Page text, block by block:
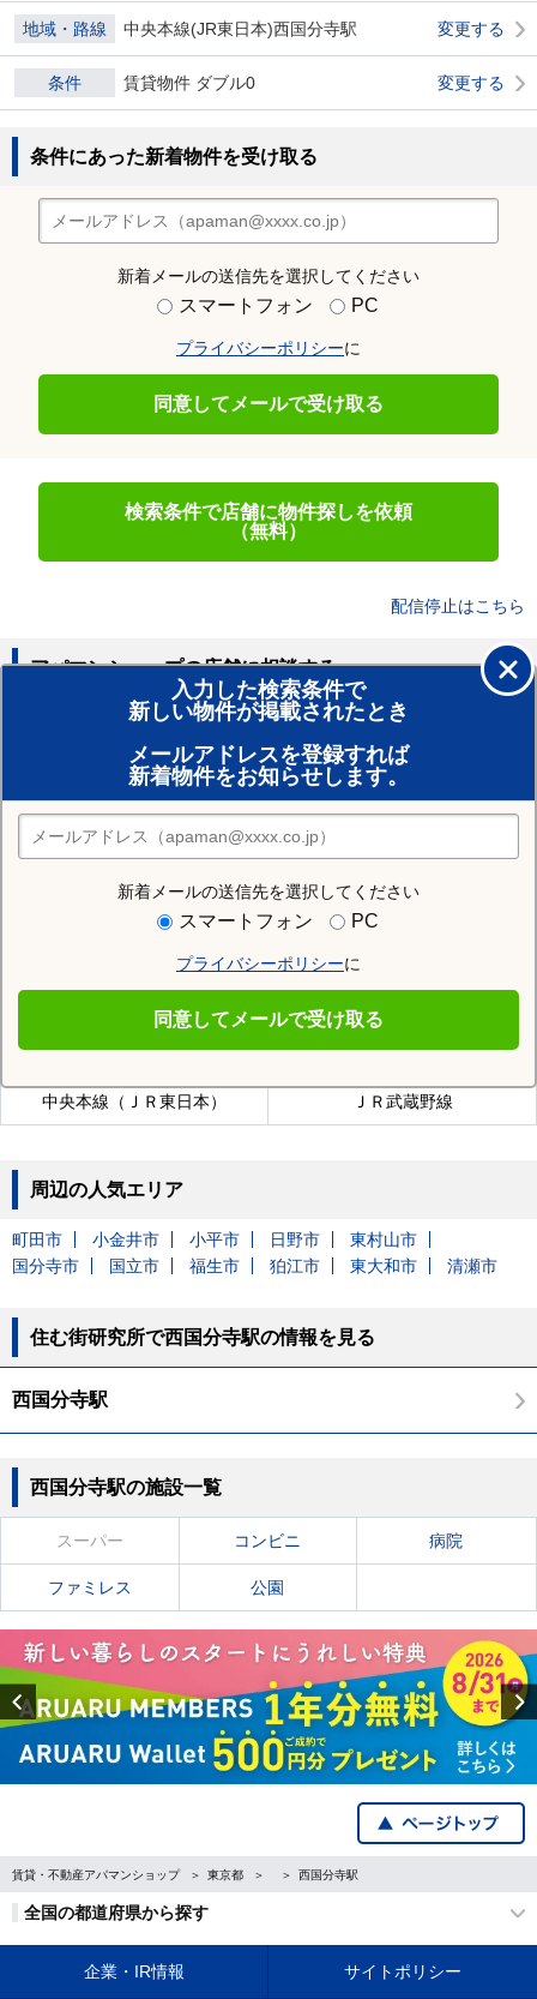
地域・路線 中央本線(JR東日本)西国分寺駅 変更する
条件 賃貸物件 ダブル0 変更する
条件にあった新着物件を受け取る
新着メールの送信先を選択してください
スマートフォン PC
プライバシーポリシーに
同意してメールで受け取る
検索条件で店舗に物件探しを依頼
（無料）
配信停止はこちら
入力した検索条件で
新しい物件が掲載されたとき
メールアドレスを登録すれば
新着物件をお知らせします。
新着メールの送信先を選択してください
スマートフォン PC
プライバシーポリシーに
同意してメールで受け取る
アパマンショップの店舗に相談する
賃貸のプロがお部屋探し！
おまかせ物件リクエスト
住みたい街の店舗を探す
店舗検索
西国分寺駅を通る沿線
中央本線（ＪＲ東日本） ＪＲ武蔵野線
周辺の人気エリア
町田市 小金井市 小平市 日野市
東村山市
国分寺市
国立市 福生市 狛江市 東大和市 清瀬市
住む街研究所で西国分寺駅の情報を見る
西国分寺駅
西国分寺駅の施設一覧
スーパー コンビニ 病院
ファミレス 公園
Previous
賃貸・不動産アパマンショップ 東京都 西国分寺駅
全国の都道府県から探す
企業・IR情報 サイトポリシー